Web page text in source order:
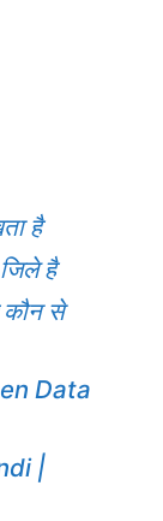
है
है
कौन से
Data
|